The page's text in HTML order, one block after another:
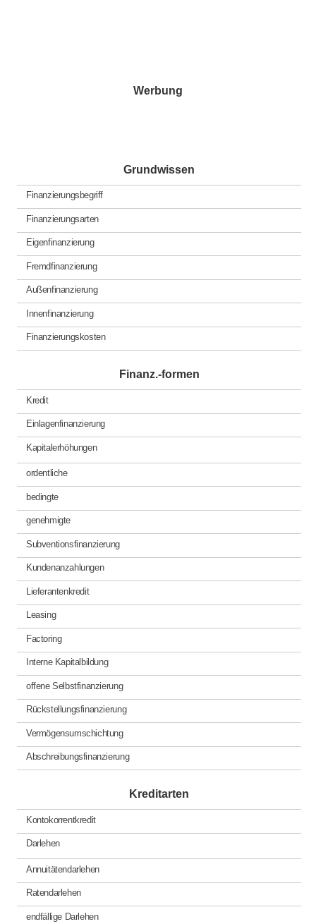
Werbung
Grundwissen
Finanzierungsbegriff
Finanzierungsarten
Eigenfinanzierung
Fremdfinanzierung
Außenfinanzierung
Innenfinanzierung
Finanzierungskosten
Finanz.-formen
Kredit
Einlagenfinanzierung
Kapitalerhöhungen
ordentliche
bedingte
genehmigte
Subventionsfinanzierung
Kundenanzahlungen
Lieferantenkredit
Leasing
Factoring
Interne Kapitalbildung
offene Selbstfinanzierung
Rückstellungsfinanzierung
Vermögensumschichtung
Abschreibungsfinanzierung
Kreditarten
Kontokorrentkredit
Darlehen
Annuitätendarlehen
Ratendarlehen
endfällige Darlehen